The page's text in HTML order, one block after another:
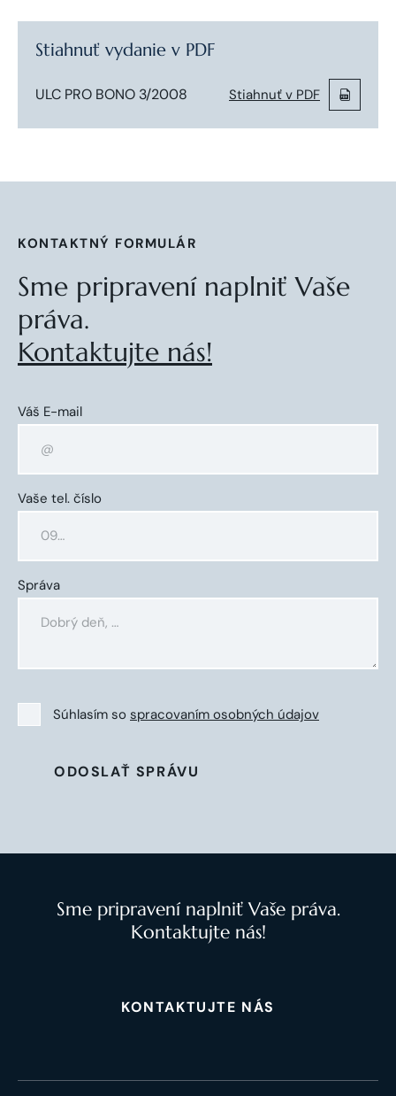
Stiahnuť vydanie v PDF
ULC PRO BONO 3/2008 Stiahnuť v PDF
KONTAKTNÝ FORMULÁR
Sme pripravení naplniť Vaše
práva.
Kontaktujte nás!
Váš E-mail
Vaše tel. číslo
Správa
Súhlasím so spracovaním osobných údajov
ODOSLAŤ SPRÁVU
Sme pripravení naplniť Vaše práva.
Kontaktujte nás!
KONTAKTUJTE NÁS